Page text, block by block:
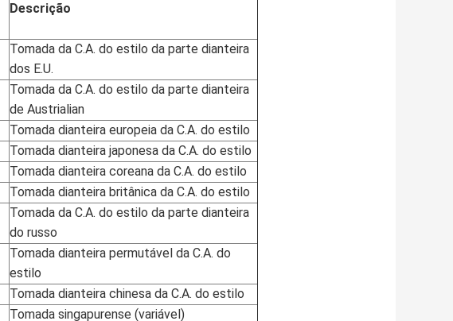
Descrição
Tomada da C.A. do estilo da parte dianteira
dos E.U.
Tomada da C.A. do estilo da parte dianteira
de Austrialian
Tomada dianteira europeia da C.A. do estilo
Tomada dianteira japonesa da C.A. do estilo
Tomada dianteira coreana da C.A. do estilo
Tomada dianteira britânica da C.A. do estilo
Tomada da C.A. do estilo da parte dianteira
do russo
Tomada dianteira permutável da C.A. do
estilo
Tomada dianteira chinesa da C.A. do estilo
Tomada singapurense (variável )